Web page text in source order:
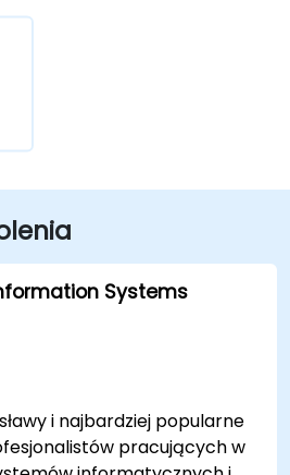
Systems
i najbardziej popularne
pracujących w